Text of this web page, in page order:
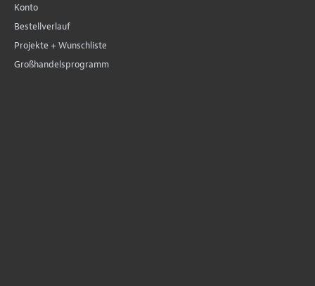
Konto
Bestellverlauf
Projekte + Wunschliste
Großhandelsprogramm